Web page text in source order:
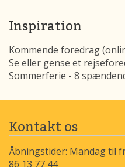
Inspiration
Kommende foredrag
Se eller gense et
Sommerferie - 8
Kontakt os
Åbningstider: Mandag til
86 13 77 44